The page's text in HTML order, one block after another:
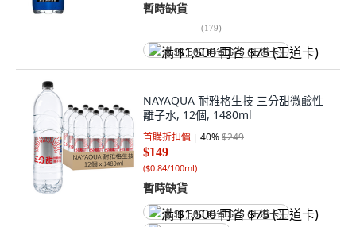
暫時缺貨
(179)
满 $1,500 再省 $75 (王道卡)
NAYAQUA 耐雅格生技 三分甜微鹼性
離子水, 12個, 1480ml
首購折扣價 40%$249
$149
($0.84/100ml)
暫時缺貨
满 $1,500 再省 $75 (王道卡)